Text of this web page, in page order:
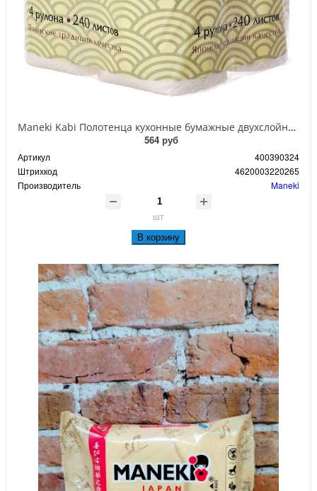
Maneki Kabi Полотенца кухонные бумажные двухслойные 220*240 мм 60 листов 4 рулона
564 руб
Артикул
400390324
Штрихкод
4620003220265
Производитель
Maneki
шт
В корзину